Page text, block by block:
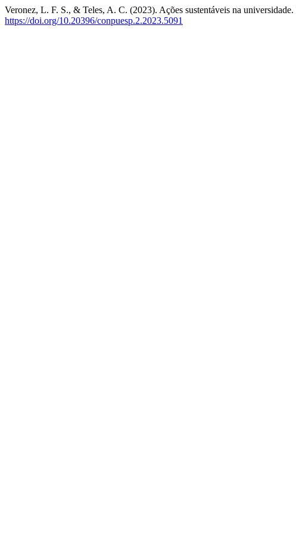
Veronez, L. F. S., & Teles, A. C. (2023). Ações sustentáveis na universidade.
https://doi.org/10.20396/conpuesp.2.2023.5091